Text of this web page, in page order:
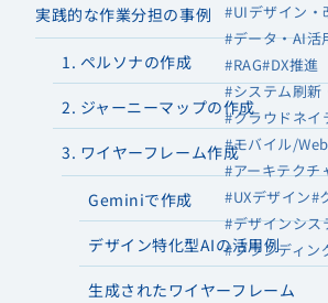
実践的な作業分担の事例
1. ペルソナの作成
2. ジャーニーマップの作成
3. ワイヤーフレーム作成
Geminiで作成
デザイン特化型AIの活用例
生成されたワイヤーフレーム
#UIデザイン・
#データ・AI活
#RAG#DX推進
#システム刷新
#クラウドネイ
#モバイル/
#アーキテクチ
#UXデザイン#
#デザインシス
#ブランディン